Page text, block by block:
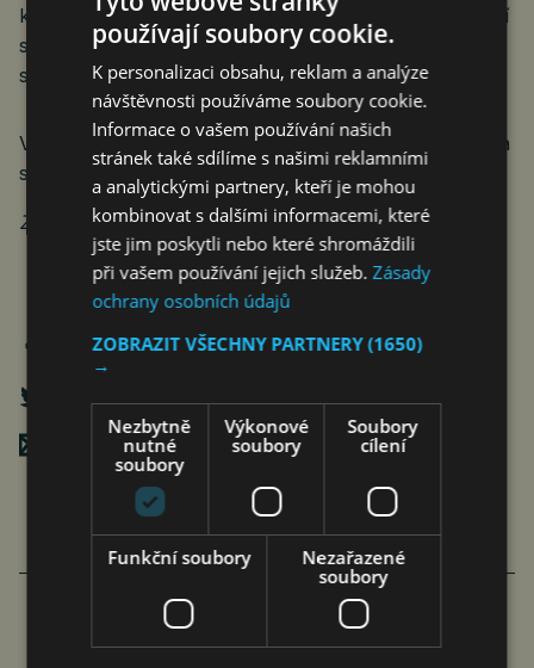
k dispozici také velmi dobrá fleetová nabídka pro další
společnosti a partnerské flotily, které chtějí efektivně
spravovat svá vozidla.
Více informací o fleetových programech naleznete na
stránkách
Chery Fleet Solutions | Česká republika
Zdroj: Chery
Poslat mailem
LETNÍ VEČERY S PŘÁTELI: KDYŽ
používají soubory cookie.
K personalizaci obsahu, reklam a analýze
návštěvnosti používáme soubory cookie.
Informace o vašem používání našich
stránek také sdílíme s našimi reklamními
a analytickými partnery, kteří je mohou
kombinovat s dalšími informacemi, které
jste jim poskytli nebo které shromáždili
při vašem používání jejich služeb.Zásady
ochrany osobních údajů
ZOBRAZIT VŠECHNY PARTNERY(1650)
→
Nezbytně
nutné
soubory
Výkonové
soubory
Soubory
cílení
Funkční soubory
Nezařazené
soubory